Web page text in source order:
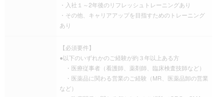
・入社１～2年後のリフレッシュトレーニングあり
・その他、キャリアアップを目指すためのトレーニング
あり
【必須要件】
●以下のいずれかのご経験が約３年以上ある方
・医療従事者（看護師、薬剤師、臨床検査技師など）
・医薬品に関わる営業のご経験（MR、医薬品卸の営業
など）